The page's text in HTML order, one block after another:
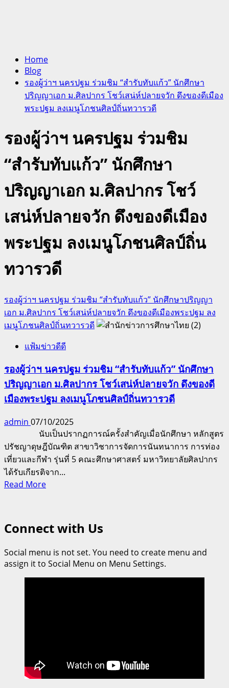
Home
Blog
รองผู้ว่าฯ นครปฐม ร่วมชิม “สำรับทับแก้ว” นักศึกษา
ปริญญาเอก ม.ศิลปากร โชว์เสน่ห์ปลายจวัก ดึงของดีเมือง
พระปฐม ลงเมนูโภชนศิลป์ถิ่นทวารวดี
รองผู้ว่าฯ นครปฐม ร่วมชิม
“สำรับทับแก้ว” นักศึกษา
ปริญญาเอก ม.ศิลปากร โชว์
เสน่ห์ปลายจวัก ดึงของดีเมือง
พระปฐม ลงเมนูโภชนศิลป์ถิ่น
ทวารวดี
รองผู้ว่าฯ นครปฐม ร่วมชิม “สำรับทับแก้ว” นักศึกษาปริญญา
เอก ม.ศิลปากร โชว์เสน่ห์ปลายจวัก ดึงของดีเมืองพระปฐม ลง
เมนูโภชนศิลป์ถิ่นทวารวดี
แฟ้มข่าวดีดี
รองผู้ว่าฯ นครปฐม ร่วมชิม “สำรับทับแก้ว” นักศึกษา
ปริญญาเอก ม.ศิลปากร โชว์เสน่ห์ปลายจวัก ดึงของดี
เมืองพระปฐม ลงเมนูโภชนศิลป์ถิ่นทวารวดี
admin 07/10/2025
นับเป็นปรากฏการณ์ครั้งสำคัญเมื่อนักศึกษา หลักสูตร
ปรัชญาดุษฎีบัณฑิต สาขาวิชาการจัดการนันทนาการ การท่อง
เที่ยวและกีฬา รุ่นที่ 5 คณะศึกษาศาสตร์ มหาวิทยาลัยศิลปากร
ได้รับเกียรติจาก...
Read MoreRead
ผู้
นครปฐม
ร่วม
Connect with Us
Social menu is not set. You need to create menu and
assign it to Social Menu on Menu Settings.